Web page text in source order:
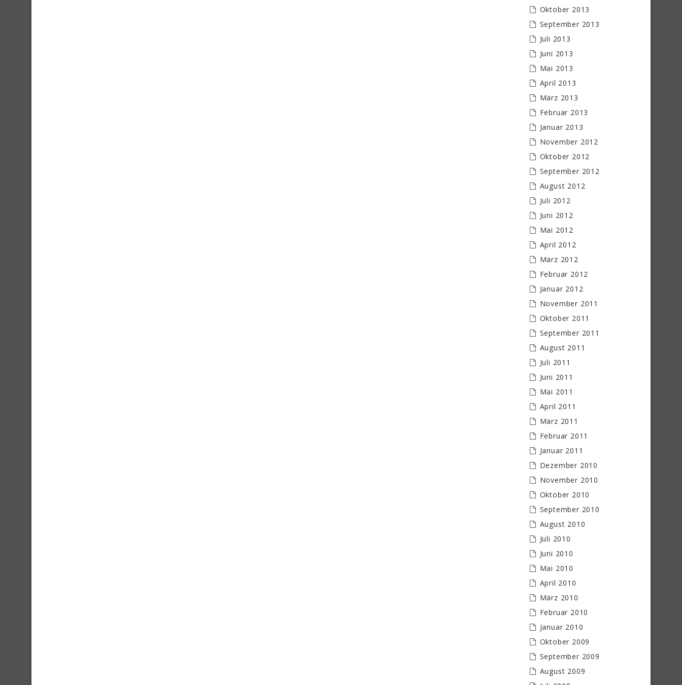
Oktober 2013
September 2013
Juli 2013
Juni 2013
Mai 2013
April 2013
März 2013
Februar 2013
Januar 2013
November 2012
Oktober 2012
September 2012
August 2012
Juli 2012
Juni 2012
Mai 2012
April 2012
März 2012
Februar 2012
Januar 2012
November 2011
Oktober 2011
September 2011
August 2011
Juli 2011
Juni 2011
Mai 2011
April 2011
März 2011
Februar 2011
Januar 2011
Dezember 2010
November 2010
Oktober 2010
September 2010
August 2010
Juli 2010
Juni 2010
Mai 2010
April 2010
März 2010
Februar 2010
Januar 2010
Oktober 2009
September 2009
August 2009